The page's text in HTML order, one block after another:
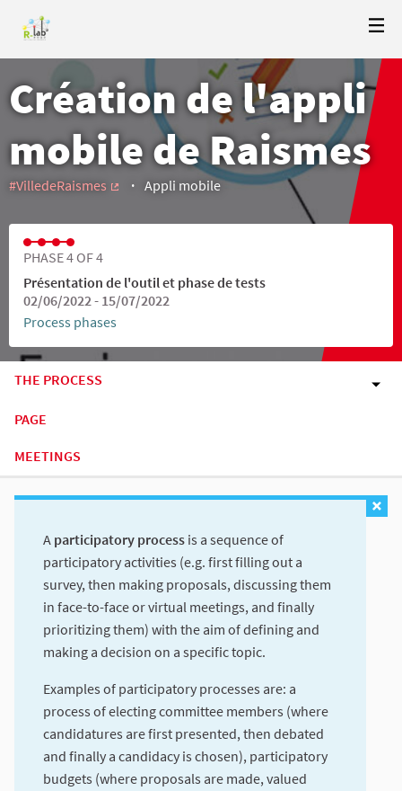
Création de l'appli
mobile de Raismes
#VilledeRaismes
Appli mobile
PHASE 4 OF 4
Présentation de l'outil et phase de tests
02/06/2022 - 15/07/2022
Process phases
THE PROCESS
PAGE
MEETINGS
A participatory process is a sequence of
participatory activities (e.g. first filling out a
survey, then making proposals, discussing them
in face-to-face or virtual meetings, and finally
prioritizing them) with the aim of defining and
making a decision on a specific topic.
Examples of participatory processes are: a
process of electing committee members (where
candidatures are first presented, then debated
and finally a candidacy is chosen), participatory
budgets (where proposals are made, valued